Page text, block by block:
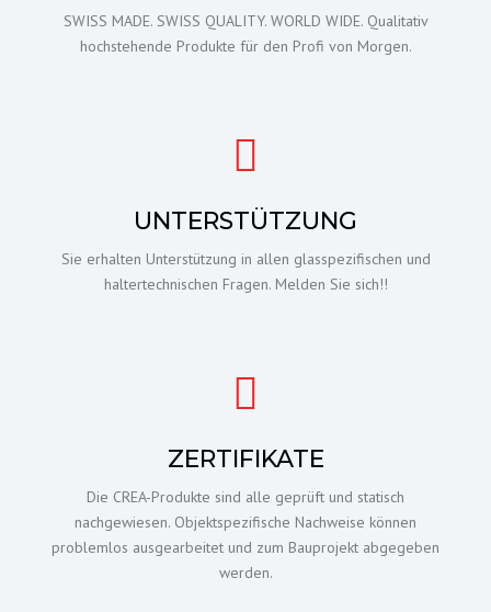
SWISS MADE. SWISS QUALITY. WORLD WIDE. Qualitativ
hochstehende Produkte für den Profi von Morgen.
UNTERSTÜTZUNG
Sie erhalten Unterstützung in allen glasspezifischen und
haltertechnischen Fragen. Melden Sie sich!!
ZERTIFIKATE
Die CREA-Produkte sind alle geprüft und statisch
nachgewiesen. Objektspezifische Nachweise können
problemlos ausgearbeitet und zum Bauprojekt abgegeben
werden.